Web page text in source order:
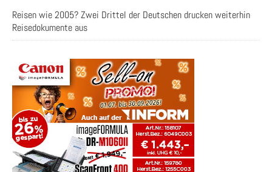
Reisen wie 2005? Zwei Drittel der Deutschen drucken weiterhin
Reisedokumente aus